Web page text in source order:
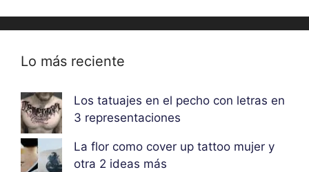
Lo más reciente
Los tatuajes en el pecho con letras en
3 representaciones
La flor como cover up tattoo mujer y
otra 2 ideas más